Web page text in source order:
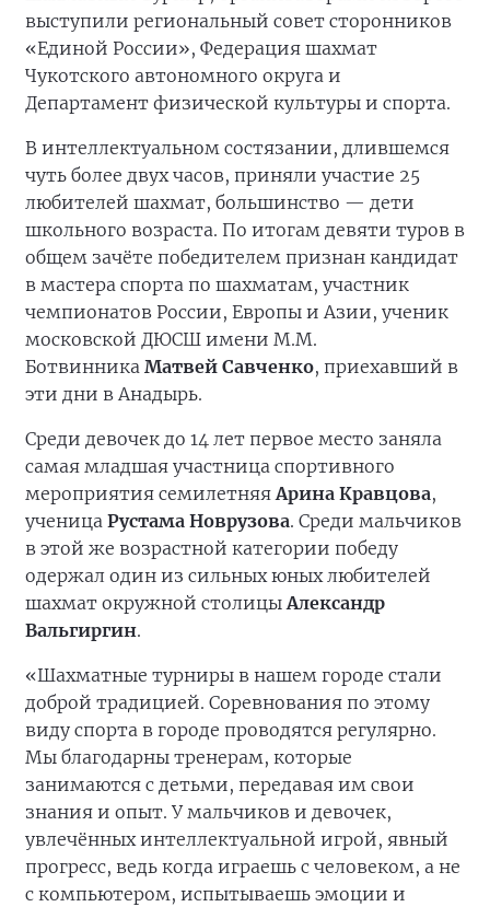
выступили региональный совет сторонников
«Единой России», Федерация шахмат
Чукотского автономного округа и
Департамент физической культуры и спорта.
В интеллектуальном состязании, длившемся
чуть более двух часов, приняли участие 25
любителей шахмат, большинство — дети
школьного возраста. По итогам девяти туров в
общем зачёте победителем признан кандидат
в мастера спорта по шахматам, участник
чемпионатов России, Европы и Азии, ученик
московской ДЮСШ имени М.М.
Ботвинника Матвей Савченко, приехавший в
эти дни в Анадырь.
Среди девочек до 14 лет первое место заняла
самая младшая участница спортивного
мероприятия семилетняяАрина Кравцова,
ученица Рустама Новрузова. Среди мальчиков
в этой же возрастной категории победу
одержал один из сильных юных любителей
шахмат окружной столицыАлександр
Вальгиргин.
«Шахматные турниры в нашем городе стали
доброй традицией. Соревнования по этому
виду спорта в городе проводятся регулярно.
Мы благодарны тренерам, которые
занимаются с детьми, передавая им свои
знания и опыт. У мальчиков и девочек,
увлечённых интеллектуальной игрой, явный
прогресс, ведь когда играешь с человеком, а не
с компьютером, испытываешь эмоции и